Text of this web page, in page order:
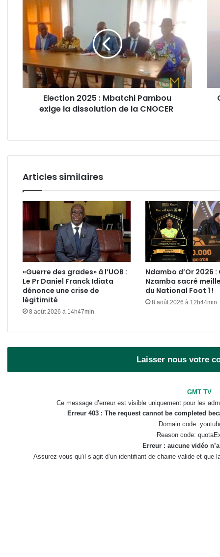
Election
Mbatchi
Pambou
exige
la
dissolution
de
CNOCER
Election 2025 : Mbatchi Pambou
exige la dissolution de la CNOCER
les
Articles similaires
«Guerre des grades» à l’UOB :
Le Pr Daniel Franck Idiata
dénonce une crise de
légitimité
8 août 2026 à 14h47min
Ndambo d’Or 2026 :
Nzamba sacré
du National Foot 1 !
8 août 2026 à 12h44min
Laisser nous votre
GMT TV
Ce message d’erreur est visible uniquement pour les
Erreur 403 : The request cannot be completed
Domain code:
Reason code:
Erreur : aucune vidéo
Assurez-vous qu’il s’agit d’un identifiant de chaine valide et